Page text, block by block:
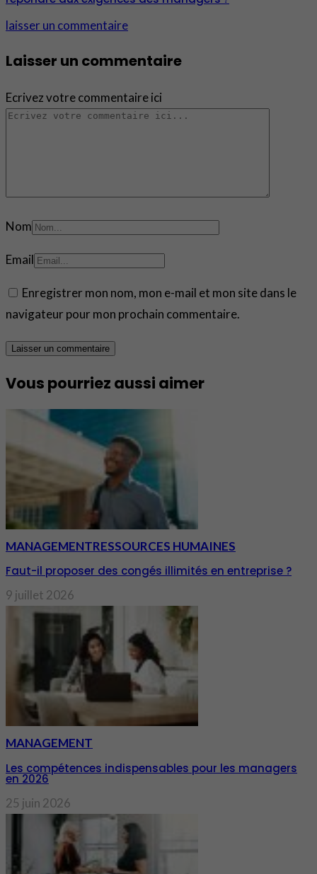
laisser un commentaire
Laisser un commentaire
Ecrivez votre commentaire ici
Nom
Email
Enregistrer mon nom, mon e-mail et mon site dans le
navigateur pour mon prochain commentaire.
Vous pourriez aussi aimer
MANAGEMENTRESSOURCES HUMAINES
Faut-il proposer des congés illimités en entreprise ?
9 juillet 2026
MANAGEMENT
Les compétences indispensables pour les managers
en 2026
25 juin 2026